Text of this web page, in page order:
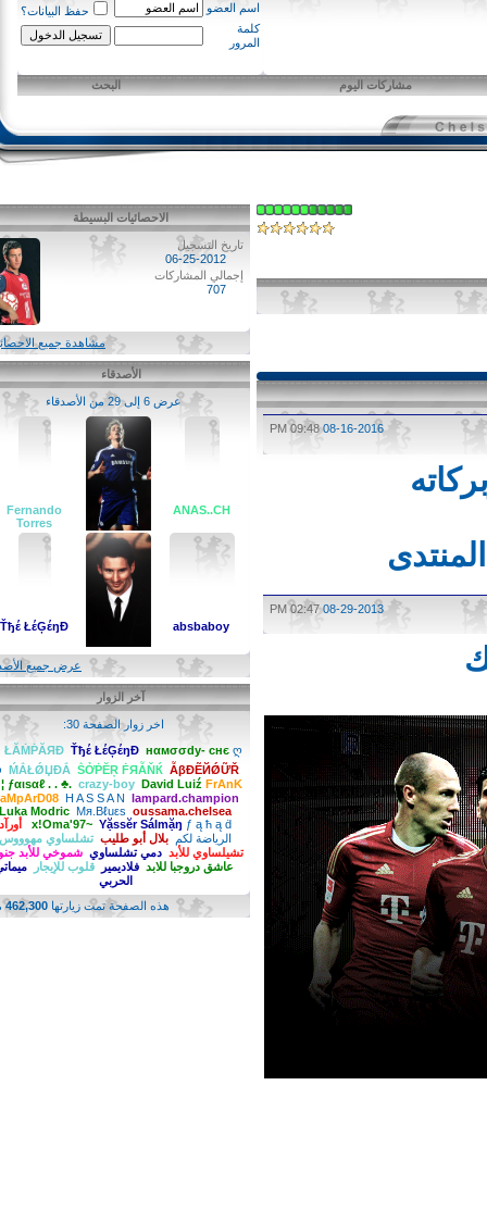
اسم العضو
حفظ البيانات؟
كلمة
المرور
مشاركات اليوم البحث
08-16-2016
09:48 PM
08-29-2013
02:47 PM
الاحصائيات البسيطة
تاريخ التسجيل
06-25-2012
إجمالي المشاركات
مشاهدة جميع الاحصائيات
الأصدقاء
عرض 6 إلى 29 من الأصدقاء
ANAS..CH
ZOOZ
Fernando
Torres‏
absbaboy
Ίяάqĩ βσŷ
Ťђέ ŁέĢέŋĐ
عرض جميع الأصدقاء
آخر الزوار
اخر زوار الصفحة 30:
ŁĂṀṖĂЯĐ
Ťђέ ŁέĢέŋĐ нαмσσdy- cнє
ღ ﷺ
ღ ḾẮŁǾЏĐẮ ṦỞṖĔŖ ḞЯẪŇЌ ẪβĐẼЙǾỮŘ
✿ ¦ ƒαιѕαℓ . . ♣. crazy-boy David Luiź FrAnK
LaMpArD08 H A S S A N lampard.champion
Luka Modric Mя.Βℓuεs oussama.chelsea
x!Oma'97~ Yặssĕr Sálmặŋ ƒ ą ħ ą ḋ
أورآد
الرياضة لكم بلال أبو طليب تشلساوي مهوووس
تشيلساوي للأبد
دمي تشلساوي شموخي للأبد جنوبي
عاشق دروجبا للابد
فلاديمير قلوب للإيجار ميماتي
الحربي
هذه الصفحة تمت زيارتها462,300مرة